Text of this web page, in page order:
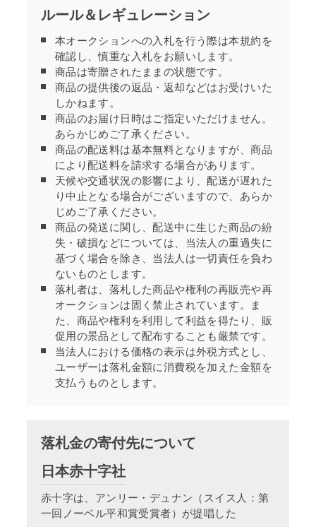
ルール＆レギュレーション
本オークションへの入札を行う際は本規約を
確認し、慎重な入札をお願いします。
商品は寄贈されたままの状態です。
商品の提供後の返品・返却などはお受けいた
しかねます。
商品のお届け日時はご指定いただけません。
あらかじめご了承ください。
商品の配送料は基本無料となりますが、商品
により配送料を請求する場合があります。
天候や交通状況の影響により、配送が遅れた
り中止となる場合がございますので、あらか
じめご了承ください。
商品の発送に関し、配送中に生じた商品の紛
失・破損などについては、当法人の重過失に
基づく場合を除き、当法人は一切責任を負わ
ないものとします。
落札者は、落札した商品や権利の再販売や再
オークションは固く禁止されています。ま
た、商品や権利を利用して利益を得たり、販
促用の景品として配布することも厳禁です。
当法人における価格の表示は外税方式とし、
ユーザーは落札金額に消費税を加えた金額を
支払うものとします。
落札金の寄付先について
日本赤十字社
赤十字は、アンリー・デュナン（スイス人：第
一回ノーベル平和賞受賞者）が提唱した